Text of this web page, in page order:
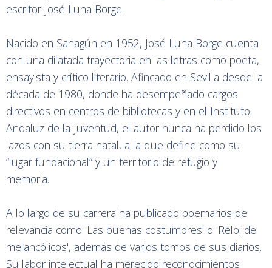
escritor José Luna Borge.
Nacido en Sahagún en 1952, José Luna Borge cuenta
con una dilatada trayectoria en las letras como poeta,
ensayista y crítico literario. Afincado en Sevilla desde la
década de 1980, donde ha desempeñado cargos
directivos en centros de bibliotecas y en el Instituto
Andaluz de la Juventud, el autor nunca ha perdido los
lazos con su tierra natal, a la que define como su
“lugar fundacional” y un territorio de refugio y
memoria.
A lo largo de su carrera ha publicado poemarios de
relevancia como 'Las buenas costumbres' o 'Reloj de
melancólicos', además de varios tomos de sus diarios.
Su labor intelectual ha merecido reconocimientos